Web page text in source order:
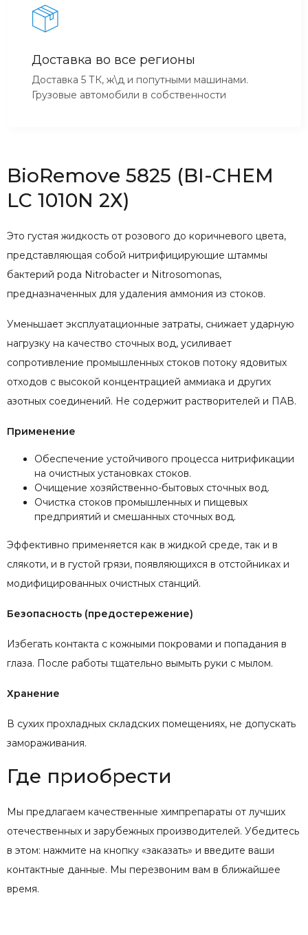
Доставка во все регионы
Доставка 5 ТК, ж\д и попутными машинами.
Грузовые автомобили в собственности
BioRemove 5825 (BI-CHEM
LC 1010N 2Х)
Это густая жидкость от розового до коричневого цвета,
представляющая собой нитрифицирующие штаммы
бактерий рода Nitrobacter и Nitrosomonas,
предназначенных для удаления аммония из стоков.
Уменьшает эксплуатационные затраты, снижает ударную
нагрузку на качество сточных вод, усиливает
сопротивление промышленных стоков потоку ядовитых
отходов с высокой концентрацией аммиака и других
азотных соединений. Не содержит растворителей и ПАВ.
Применение
Обеспечение устойчивого процесса нитрификации
на очистных установках стоков.
Очищение хозяйственно-бытовых сточных вод.
Очистка стоков промышленных и пищевых
предприятий и смешанных сточных вод.
Эффективно применяется как в жидкой среде, так и в
слякоти, и в густой грязи, появляющихся в отстойниках и
модифицированных очистных станций.
Безопасность (предостережение)
Избегать контакта с кожными покровами и попадания в
глаза. После работы тщательно вымыть руки с мылом.
Хранение
В сухих прохладных складских помещениях, не допускать
замораживания.
Где приобрести
Мы предлагаем качественные химпрепараты от лучших
отечественных и зарубежных производителей. Убедитесь
в этом: нажмите на кнопку «заказать» и введите ваши
контактные данные. Мы перезвоним вам в ближайшее
время.